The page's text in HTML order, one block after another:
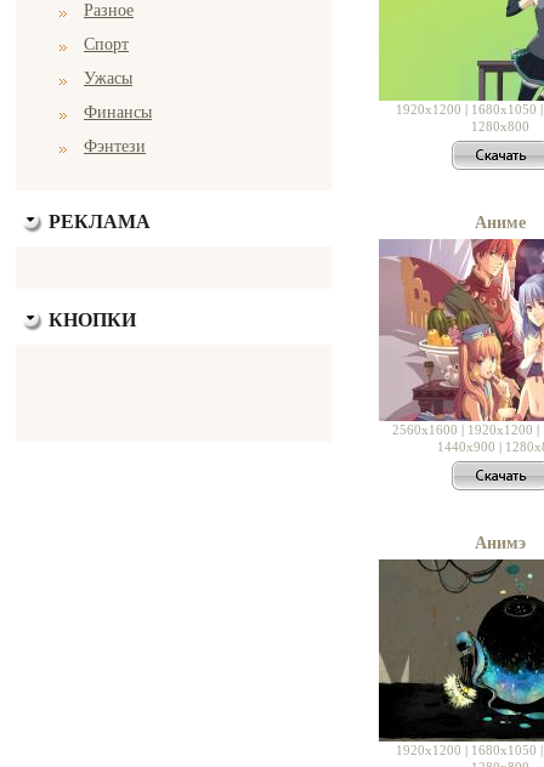
Разное
Спорт
Ужасы
Финансы
Фэнтези
РЕКЛАМА
КНОПКИ
1920x1200 | 1680x1050
1280x800
Аниме
2560x1600 | 1920x1200 |
1440x900 |
Анимэ
1920x1200 | 1680x1050